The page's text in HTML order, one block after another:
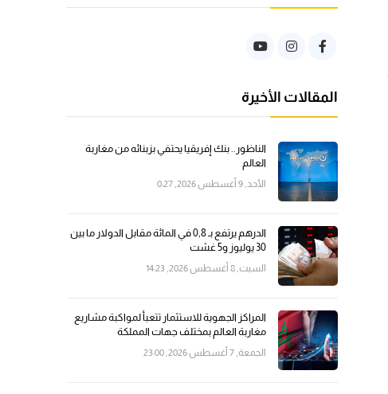
المقالات الأخيرة
الناظور.. بنك إفريقيا يحتفي بزبنائه من مغاربة
العالم
الأحد, 9 أغسطس 2026, 0:27
الدرهم يرتفع بـ 0,8 في المائة مقابل الدولار ما بين
30 يوليوز و5 غشت
السبت, 8 أغسطس 2026, 14:23
المراكز الجهوية للاستثمار تتعبأ لمواكبة مشاريع
مغاربة العالم بمختلف جهات المملكة
الجمعة, 7 أغسطس 2026, 23:00